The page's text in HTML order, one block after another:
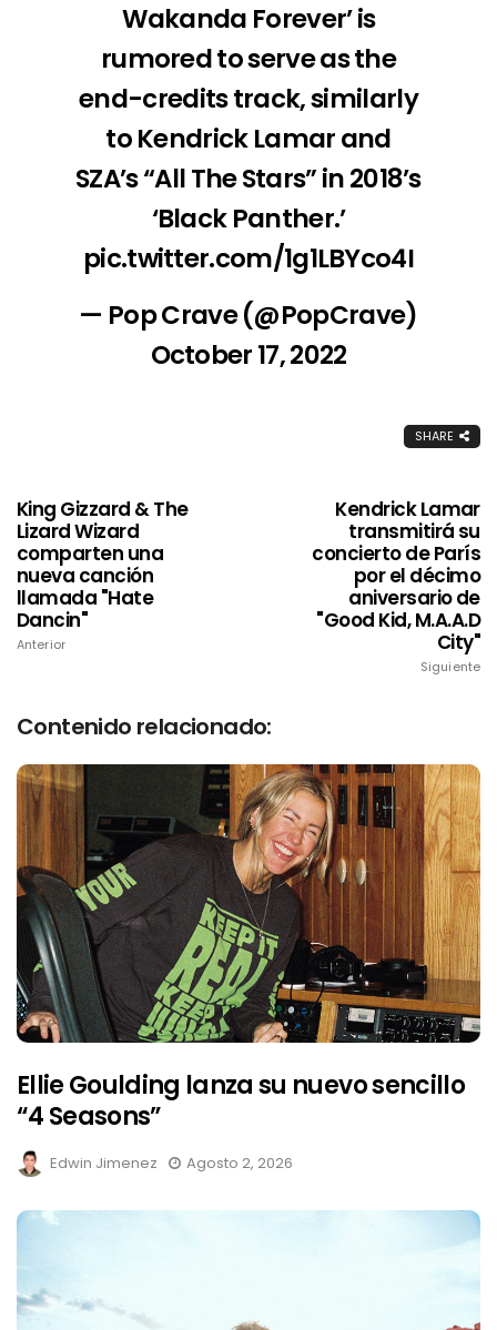
Wakanda Forever’ is
rumored to serve as the
end-credits track, similarly
to Kendrick Lamar and
SZA’s “All The Stars” in 2018’s
‘Black Panther.’
pic.twitter.com/1g1LBYco4I
— Pop Crave (@PopCrave)
October 17, 2022
SHARE
King Gizzard & The
Lizard Wizard
comparten una
nueva canción
llamada "Hate
Dancin"
Anterior
Kendrick Lamar
transmitirá su
concierto de París
por el décimo
aniversario de
"Good Kid, M.A.A.D
City"
Siguiente
Contenido relacionado:
Ellie Goulding lanza su nuevo sencillo
“4 Seasons”
Edwin Jimenez Agosto 2, 2026